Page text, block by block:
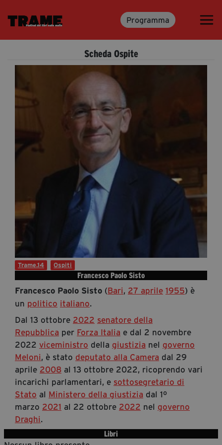
Programma
Trame.15
Media & Press
News & Kit
Accrediti Stampa | Trame.15
Rassegna Stampa
Partecipa
Sostienici
Fondazione Trame
La fondazione 2025
Civico Trame
Progetto Trame a Scuola
Progetto Visioni Civiche
Mostra 3D - Visioni Civiche
Il Diritto di Essere
Archivio Storico
Scheda Ospite
Francesco Paolo Sisto
Francesco Paolo Sisto (Bari, 27 aprile 1955) è
un politico italiano.
Dal 13 ottobre 2022 senatore della
Repubblica per Forza Italia e dal 2 novembre
2022 viceministro della giustizia nel governo
Meloni, è stato deputato alla Camera dal 29
aprile 2008 al 13 ottobre 2022, ricoprendo vari
incarichi parlamentari, e sottosegretario di
Stato al Ministero della giustizia dal 1º
marzo 2021 al 22 ottobre 2022 nel governo
Draghi.
Trame.14 Ospiti
Libri